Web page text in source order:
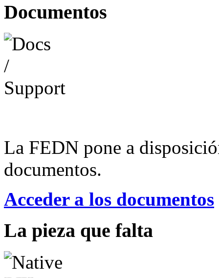
Documentos
La FEDN pone a
documentos.
Acceder a los documentos
La pieza que falta